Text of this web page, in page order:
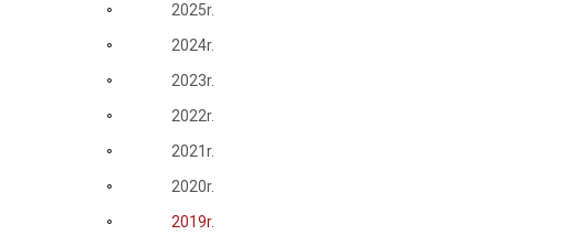
2025r.
2024r.
2023r.
2022r.
2021r.
2020r.
2019r.